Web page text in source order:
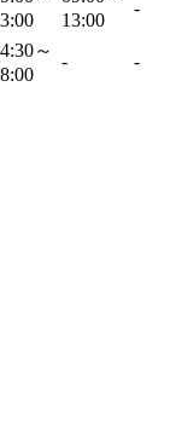
13:00
-
～
- -